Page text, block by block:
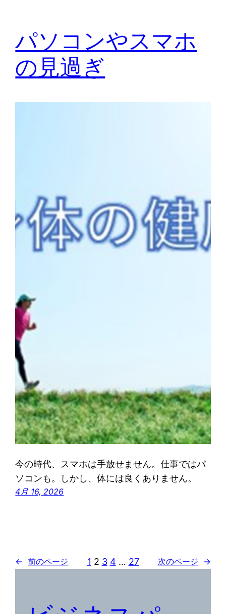
パソコンやスマホ
の見過ぎ
今の時代、スマホは手放せません。仕事ではパ
ソコンも。しかし、体には良くありません。
4月 16, 2026
← 前のページ 1 2 3 4 … 27 次のページ →